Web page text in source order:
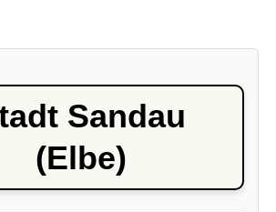
Sandau
(Elbe)